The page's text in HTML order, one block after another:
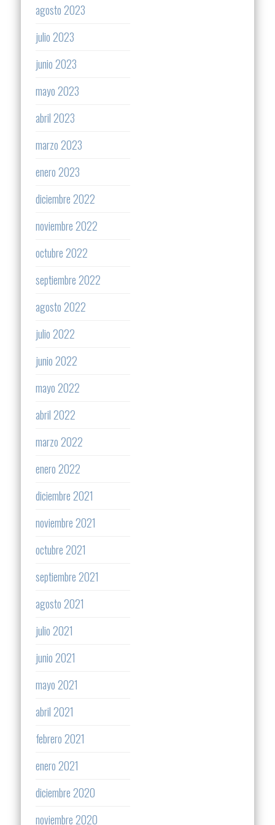
agosto 2023
julio 2023
junio 2023
mayo 2023
abril 2023
marzo 2023
enero 2023
diciembre 2022
noviembre 2022
octubre 2022
septiembre 2022
agosto 2022
julio 2022
junio 2022
mayo 2022
abril 2022
marzo 2022
enero 2022
diciembre 2021
noviembre 2021
octubre 2021
septiembre 2021
agosto 2021
julio 2021
junio 2021
mayo 2021
abril 2021
febrero 2021
enero 2021
diciembre 2020
noviembre 2020